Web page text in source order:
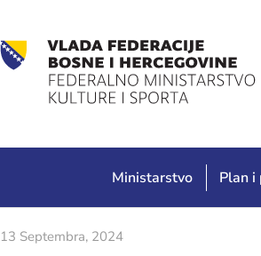
Ministarstvo Plan i
13 Septembra, 2024